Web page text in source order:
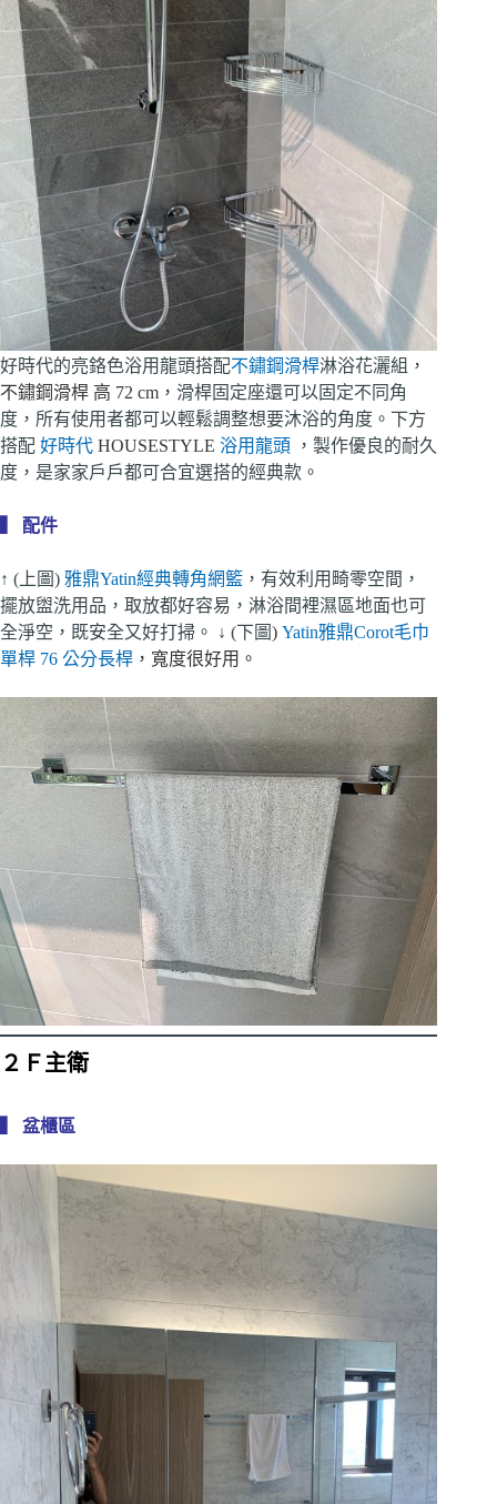
好時代的亮鉻色浴用龍頭搭配不鏽鋼滑桿淋浴花灑組，
不鏽鋼滑桿 高 72 cm， 滑桿固定座還可以固定不同角
度，所有使用者都可以輕鬆調整想要沐浴的角度。下方
搭配 好時代 HOUSESTYLE 浴用龍頭 ，製作優良的耐久
度，是家家戶戶都可合宜選搭的經典款。
▍ 配件
↑ (上圖) 雅鼎Yatin經典轉角網籃 ，有效利用畸零空間，
擺放盥洗用品，取放都好容易，淋浴間裡濕區地面也可
全淨空，既安全又好打掃。 ↓ (下圖) Yatin雅鼎Corot毛巾
單桿 76 公分長桿 ，寬度很好用。
２Ｆ主衛
▍ 盆櫃區